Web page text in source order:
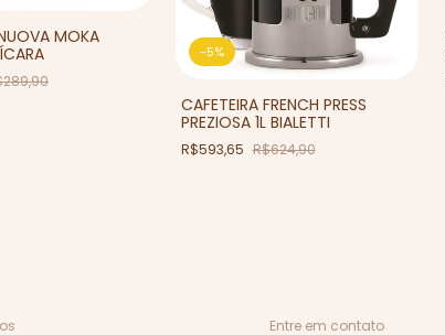
MOKA
-5%
CAFETEIRA FRENCH PRESS
PREZIOSA 1L BIALETTI
R$593,65 R$624,90
Entre em contato